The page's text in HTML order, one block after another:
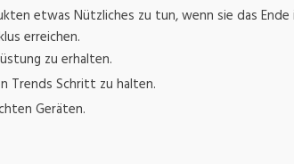
etwas Nützliches zu tun, wenn sie das
erreichen.
zu erhalten.
Trends Schritt zu halten.
Geräten.